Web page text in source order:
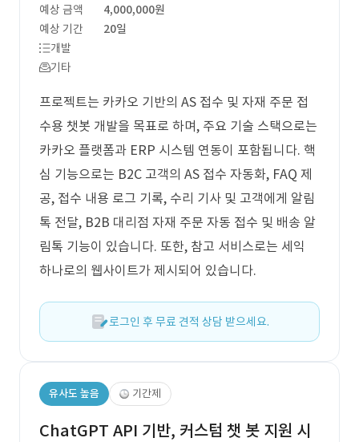
예상 금액
4,000,000원
예상 기간
20일
개발
기타
프로젝트는 카카오 기반의 AS 접수 및 자재 주문 접
수용 챗봇 개발을 목표로 하며, 주요 기술 스택으로는
카카오 플랫폼과 ERP 시스템 연동이 포함됩니다. 핵
심 기능으로는 B2C 고객의 AS 접수 자동화, FAQ 제
공, 접수 내용 로그 기록, 수리 기사 및 고객에게 알림
톡 전달, B2B 대리점 자재 주문 자동 접수 및 배송 알
림톡 기능이 있습니다. 또한, 참고 서비스로는 세익
하나로의 웹사이트가 제시되어 있습니다.
로그인 후 무료 견적 상담 받으세요.
유사도 높음 기간제
ChatGPT API 기반, 커스텀 챗 봇 지원 시